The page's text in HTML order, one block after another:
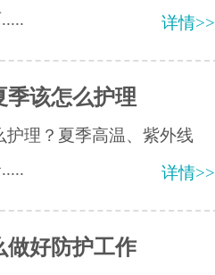
详情>>
季该怎么护理
护理？夏季高温、紫外线
详情>>
做好防护工作